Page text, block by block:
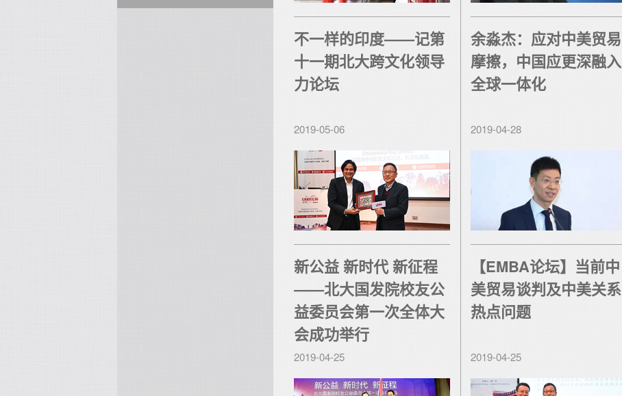
不一样的印度——记第
十一期北大跨文化领导
力论坛
2019-05-06
余淼杰：应对中美贸易
摩擦，中国应更深融入
全球一体化
2019-04-28
新公益 新时代 新征程
——北大国发院校友公
益委员会第一次全体大
会成功举行
2019-04-25
【EMBA论坛】当前中
美贸易谈判及中美关系
热点问题
2019-04-25